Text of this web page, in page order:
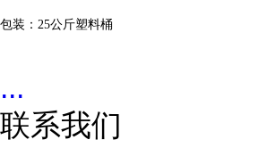
包装： 25公斤塑料桶
...
联系我们